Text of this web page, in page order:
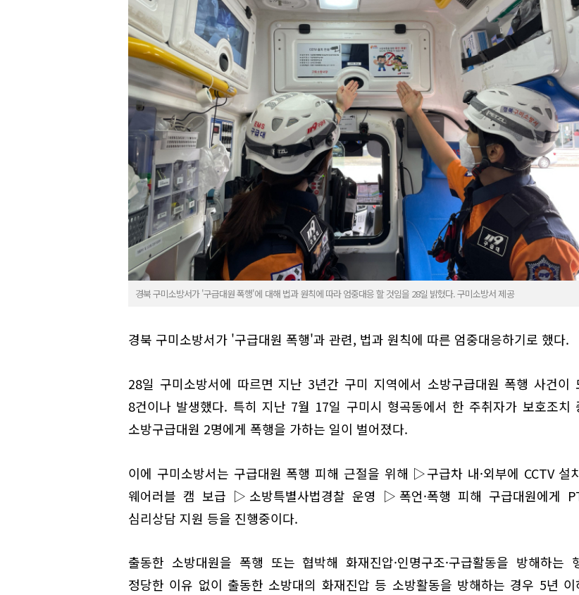
경북 구미소방서가 '구급대원 폭행'에 대해 법과 원칙에 따라 엄중대응 할 것임을 28일 밝혔다. 구미소방서 제공
경북 구미소방서가 '구급대원 폭행'과 관련, 법과 원칙에 따른 엄중대응하기로 했다.
28일 구미소방서에 따르면 지난 3년간 구미 지역에서 소방구급대원 폭행 사건이
8건이나 발생했다. 특히 지난 7월 17일 구미시 형곡동에서 한 주취자가 보호조치
소방구급대원 2명에게 폭행을 가하는 일이 벌어졌다.
이에 구미소방서는 구급대원 폭행 피해 근절을 위해 ▷구급차 내·외부에 CCTV 설
웨어러블 캠 보급 ▷소방특별사법경찰 운영 ▷폭언·폭행 피해 구급대원에게
심리상담 지원 등을 진행중이다.
출동한 소방대원을 폭행 또는 협박해 화재진압·인명구조·구급활동을 방해하는
정당한 이유 없이 출동한 소방대의 화재진압 등 소방활동을 방해하는 경우 5년 이